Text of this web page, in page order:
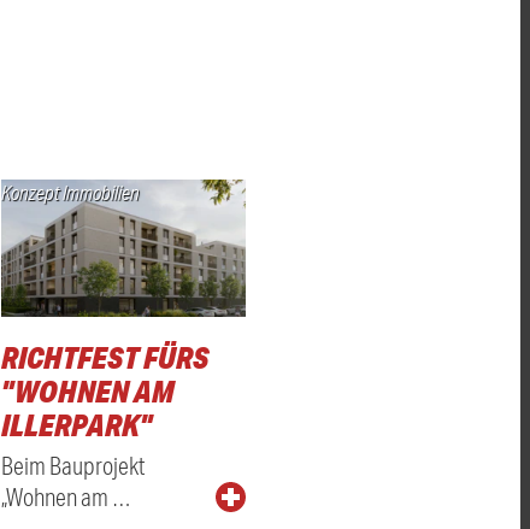
Konzept Immobilien
RICHTFEST FÜRS
"WOHNEN AM
ILLERPARK"
Beim Bauprojekt
„Wohnen am …